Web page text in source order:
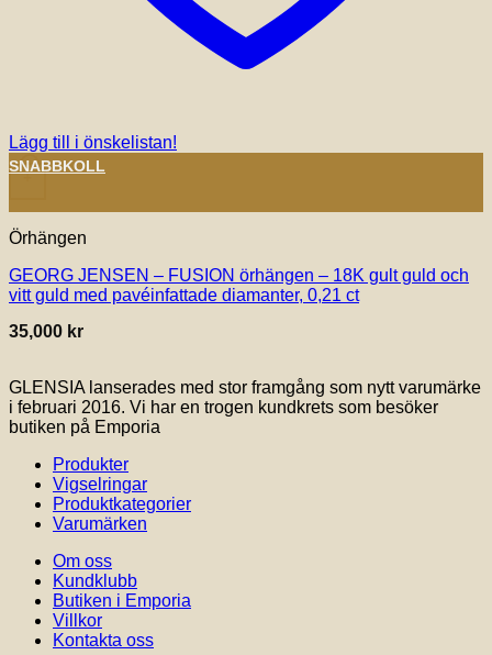
Lägg till i önskelistan!
+
SNABBKOLL
Örhängen
GEORG JENSEN – FUSION örhängen – 18K gult guld och
vitt guld med pavéinfattade diamanter, 0,21 ct
35,000 kr
GLENSIA lanserades med stor framgång som nytt varumärke
i februari 2016. Vi har en trogen kundkrets som besöker
butiken på Emporia
Produkter
Vigselringar
Produktkategorier
Varumärken
Om oss
Kundklubb
Butiken i Emporia
Villkor
Kontakta oss